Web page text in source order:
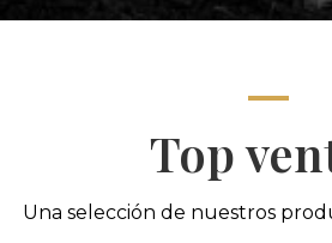
Top
Una selección de nuestros